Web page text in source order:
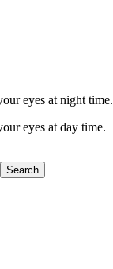
eyes at night time.
eyes at day time.
Search